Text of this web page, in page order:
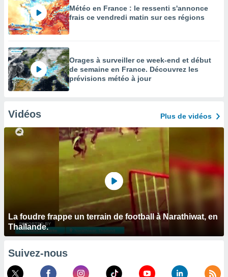
Météo en France : le ressenti s'annonce
frais ce vendredi matin sur ces régions
Orages à surveiller ce week-end et début
de semaine en France. Découvrez les
prévisions météo à jour
Vidéos Plus de vidéos
La foudre frappe un terrain de football à Narathiwat, en
Thaïlande.
Suivez-nous